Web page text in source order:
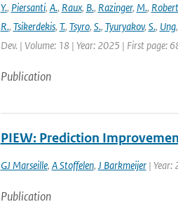
Y., Piersanti, A., Raux, B., Razinger, M.,
R., Tsikerdekis, T., Tsyro, S., Tyuryakov, S., Ung,
Dev. | Volume: 18 | Year: 2025 | First page:
Publication
PIEW: Prediction
GJ Marseille, A Stoffelen, J Barkmeijer| Year:
Publication